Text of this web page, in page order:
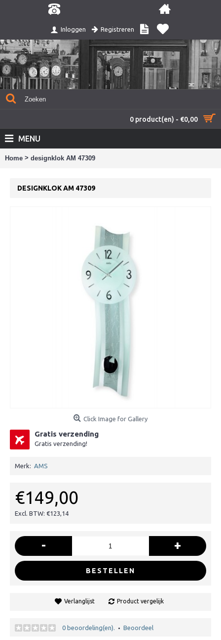
Inloggen Registreren
0 product(en) - €0,00
MENU
Home > designklok AM 47309
DESIGNKLOK AM 47309
Click Image for Gallery
Gratis verzending
Gratis verzending!
Merk: AMS
€149,00
Excl. BTW: €123,14
- +
BESTELLEN
Verlanglijst Product vergelijk
0 beoordeling(en). • Beoordeel